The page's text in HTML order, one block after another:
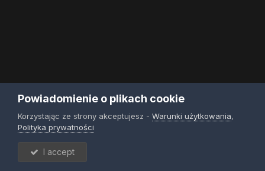
Powiadomienie o plikach cookie
Korzystając ze strony akceptujesz - Warunki użytkowania,
Polityka prywatności
I accept